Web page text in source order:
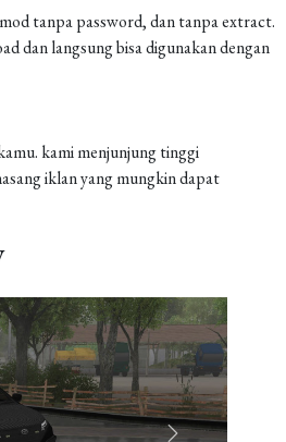
tanpa password, dan tanpa extract.
dan langsung bisa digunakan dengan
kami menjunjung tinggi
iklan yang mungkin dapat